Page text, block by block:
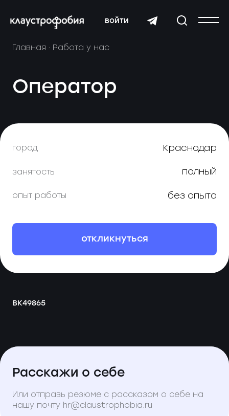
войти
Главная Работа у нас
Оператор
ВК49865
город Краснодар
занятость полный
опыт работы без опыта
откликнуться
Расскажи о себе
Или отправь резюме с рассказом о себе на
нашу почту hr@claustrophobia.ru